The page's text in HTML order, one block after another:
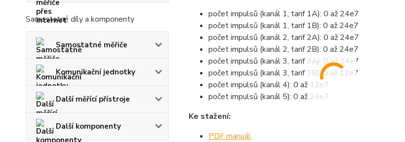
Samostatné díly a komponenty
Samostatné měřiče
Komunikační jednotky
Další měřící přístroje
Další komponenty
počet impulsů (kanál 1, tarif 1A): 0 až 24e7
počet impulsů (kanál 1, tarif 1B): 0 až 24e7
počet impulsů (kanál 2, tarif 2A): 0 až 24e7
počet impulsů (kanál 2, tarif 2B): 0 až 24e7
počet impulsů (kanál 3, tarif 3A): 0 až 24e7
počet impulsů (kanál 3, tarif 3B): 0 až 12e7
počet impulsů (kanál 4): 0 až 12e7
počet impulsů (kanál 5): 0 až 24e7
Ke stažení:
PDF manuál